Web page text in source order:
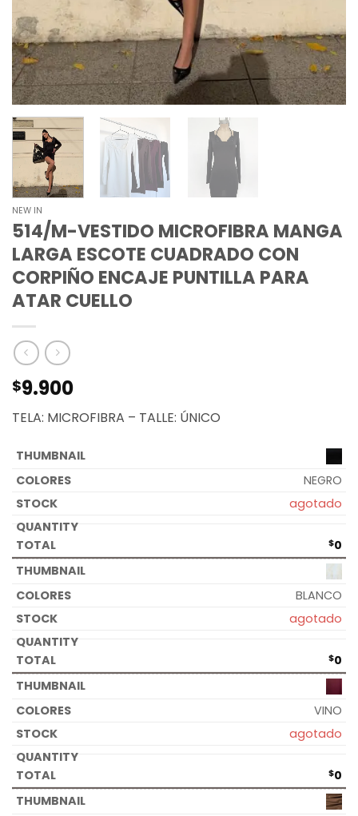
NEW IN
514/M-VESTIDO MICROFIBRA MANGA
LARGA ESCOTE CUADRADO CON
CORPIÑO ENCAJE PUNTILLA PARA
ATAR CUELLO
$9.900
TELA: MICROFIBRA – TALLE: ÚNICO
NEGRO
agotado
$0
BLANCO
agotado
$0
VINO
agotado
$0